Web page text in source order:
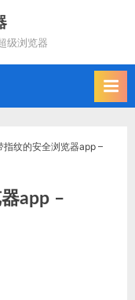
级浏览器
指纹的安全浏览器app –
app –